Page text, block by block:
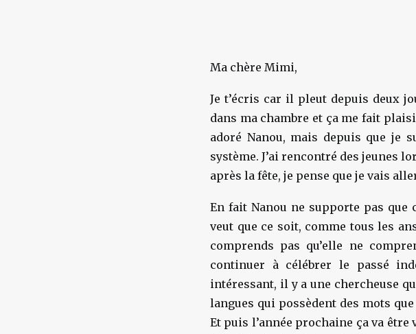
Ma chère Mimi,
Je t’écris car il pleut depuis deux
dans ma chambre et ça me fait
adoré Nanou, mais depuis que je
système. J’ai rencontré des jeunes
après la fête, je pense que je vais
En fait Nanou ne supporte pas que
veut que ce soit, comme tous les
comprends pas qu’elle ne
continuer à célébrer le passé
intéressant, il y a une chercheuse
langues qui possèdent des mots
Et puis l’année prochaine ça va